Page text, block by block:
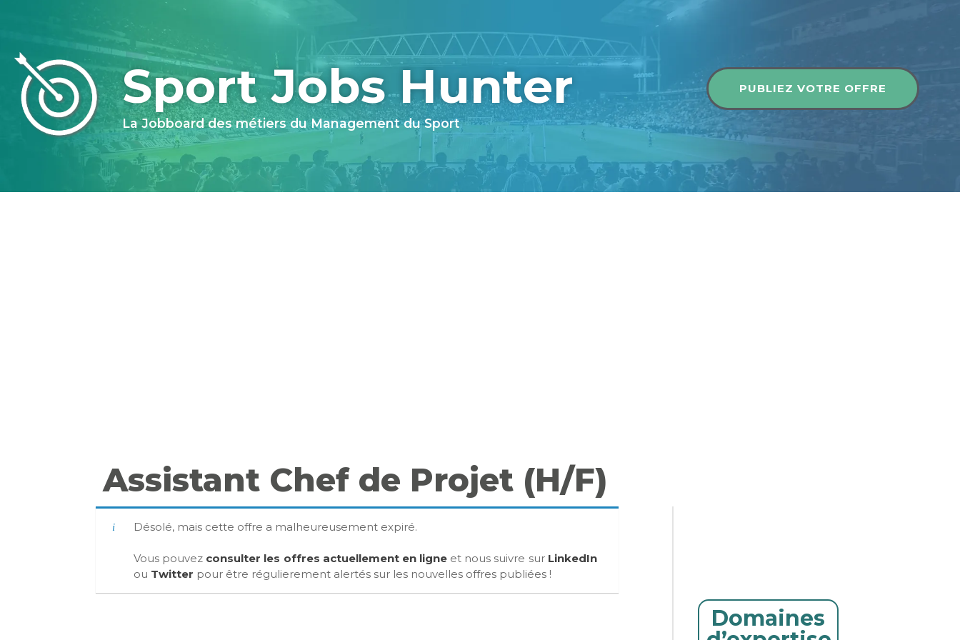
Sport Jobs Hunter
La Jobboard des métiers du Management du Sport
PUBLIEZ VOTRE OFFRE
Assistant Chef de Projet (H/F)
Désolé, mais cette offre a malheureusement expiré.
Vous pouvez consulter les offres actuellement en ligneet nous suivre sur LinkedIn
ou Twitter pour être régulierement alertés sur les nouvelles offres publiées !
Domaines